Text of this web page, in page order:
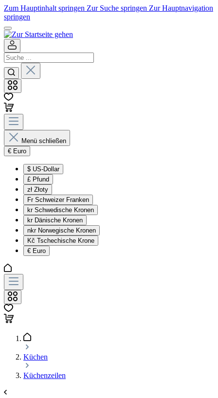
Zum Hauptinhalt springen Zur Suche springen Zur Hauptnavigation
springen
Menü schließen
€ Euro
$ US-Dollar
£ Pfund
zł Złoty
Fr Schweizer Franken
kr Schwedische Kronen
kr Dänische Kronen
nkr Norwegische Kronen
Kč Tschechische Krone
€ Euro
Küchen
Küchenzeilen